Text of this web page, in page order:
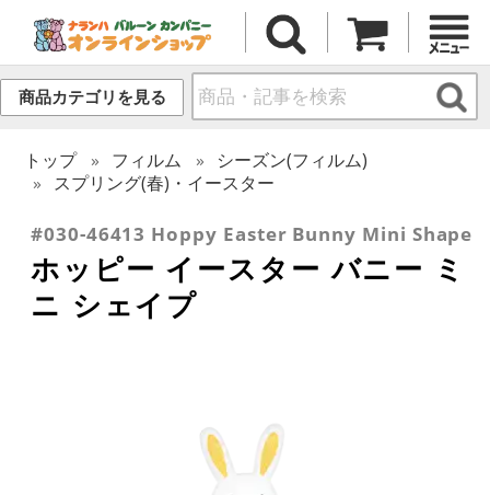
商品カテゴリを見る
トップ フィルム
シーズン(フィルム)
スプリング(春)・イースター
#030-46413 Hoppy Easter Bunny Mini Shape
ホッピー イースター バニー ミ
ニ シェイプ